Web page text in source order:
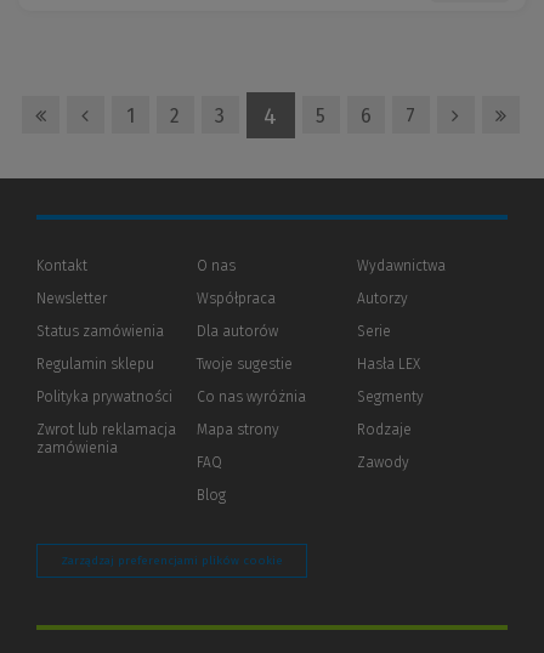
1 2 3 4 5 6 7
Kontakt
Newsletter
Status zamówienia
Regulamin sklepu
Polityka prywatności (Nowe
(Link
innej
Zwrot lub reklamacja
zamówienia
O nas
Współpraca
Dla autorów(Nowe
(Link
innej
strony)
Twoje sugestie
Co nas wyróżnia
Mapa strony
FAQ
Blog
Wydawnictwa
Autorzy
Serie
Hasła LEX
Segmenty
Rodzaje
Zawody
Zarządzaj preferencjami plików cookie